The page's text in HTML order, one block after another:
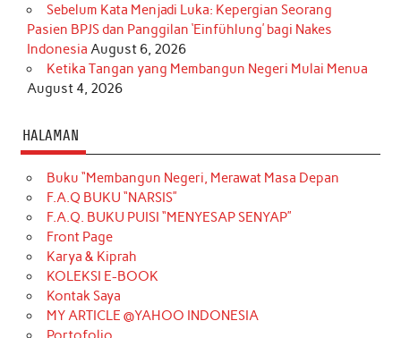
Sebelum Kata Menjadi Luka: Kepergian Seorang
Pasien BPJS dan Panggilan ‘Einfühlung’ bagi Nakes
Indonesia August 6, 2026
Ketika Tangan yang Membangun Negeri Mulai Menua
August 4, 2026
HALAMAN
Buku “Membangun Negeri, Merawat Masa Depan
F.A.Q BUKU “NARSIS”
F.A.Q. BUKU PUISI “MENYESAP SENYAP”
Front Page
Karya & Kiprah
KOLEKSI E-BOOK
Kontak Saya
MY ARTICLE @YAHOO INDONESIA